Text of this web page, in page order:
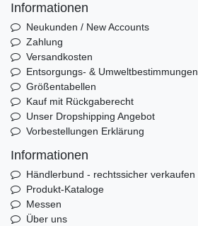
Informationen
Neukunden / New Accounts
Zahlung
Versandkosten
Entsorgungs- & Umweltbestimmungen
Größentabellen
Kauf mit Rückgaberecht
Unser Dropshipping Angebot
Vorbestellungen Erklärung
Informationen
Händlerbund - rechtssicher verkaufen
Produkt-Kataloge
Messen
Über uns